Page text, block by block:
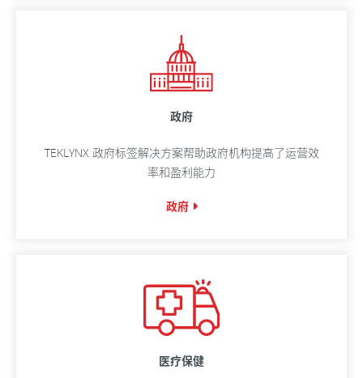
政府
TEKLYNX 政府标签解决方案帮助政府机构提高了运营效
率和盈利能力
政府
医疗保健